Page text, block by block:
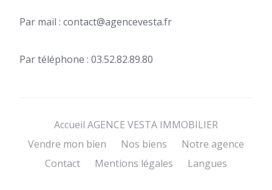
Par mail : contact@agencevesta.fr
Par téléphone : 03.52.82.89.80
Accueil AGENCE VESTA IMMOBILIER
Vendre mon bien
Nos biens
Notre agence
Contact
Mentions légales Langues